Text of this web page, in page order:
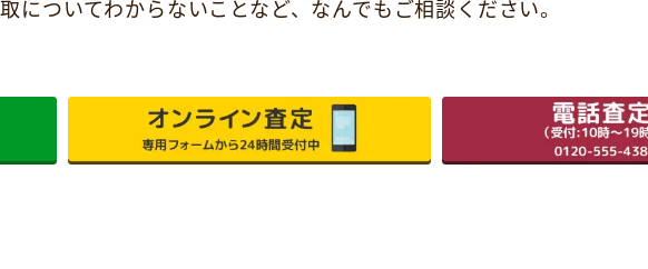
についてわからないことなど、 なんでもご相談ください。